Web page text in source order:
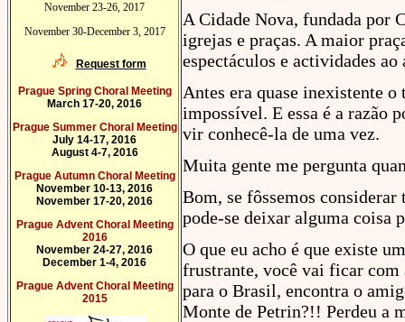
November 23-26, 2017
November 30-December 3, 2017
Request form
Prague Spring Choral Meeting
March 17-20, 2016
Prague Summer Choral Meeting
July 14-17, 2016
August 4-7, 2016
Prague Autumn Choral Meeting
November 10-13, 2016
November 17-20, 2016
Prague Advent Choral Meeting
2016
November 24-27, 2016
December 1-4, 2016
Prague Advent Choral Meeting
2015
A Cidade Nova, fundada por
igrejas e praças. A maior
espectáculos e actividades
Antes era quase inexistente
impossível. E essa é a razão
vir conhecê-la de uma vez.
Muita gente me pergunta
Bom, se fôssemos considerar
pode-se deixar alguma coisa
O que eu acho é que existe
frustrante, você vai ficar com
para o Brasil, encontra o
Monte de Petrin?!! Perdeu a